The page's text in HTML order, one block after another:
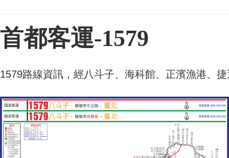
首都客運-1579
1579路線資訊，經八斗子、海科館、正濱漁港、